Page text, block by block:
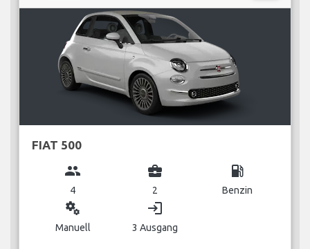
FIAT 500
group
4
business_center
2
local_gas_station
Benzin
miscellaneous_services
Manuell
login
3 Ausgang